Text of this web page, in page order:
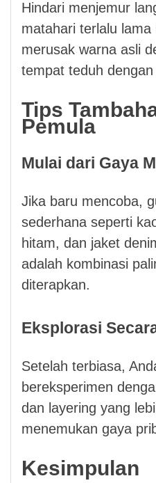
Hindari menjemur
matahari terlalu
merusak warna asli
tempat teduh
Tips
Pemula
Mulai dari Gaya
Jika baru mencoba,
sederhana seperti
hitam, dan jaket
adalah kombinasi
diterapkan.
Eksplorasi
Setelah terbiasa,
bereksperimen
dan layering yang
menemukan gaya
Kesimpulan